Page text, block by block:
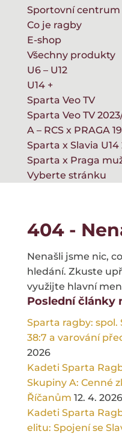
Sportovní centrum
Co je ragby
E-shop
Všechny produkty
U6 – U12
U14 +
Sparta Veo TV
Sparta Veo TV
A – RCS x PRAGA
Sparta x Slavia U14
Sparta x Praga
Vyberte stránku
404 -
Nenašli jsme nic,
hledání. Zkuste
využijte hlavní
Poslední články
Sparta ragby:
38:7 a varování
2026
Kadeti Sparta
Skupiny A: Cenné
Říčanům 12. 4. 2026
Kadeti Sparta
elitu: Spojení se